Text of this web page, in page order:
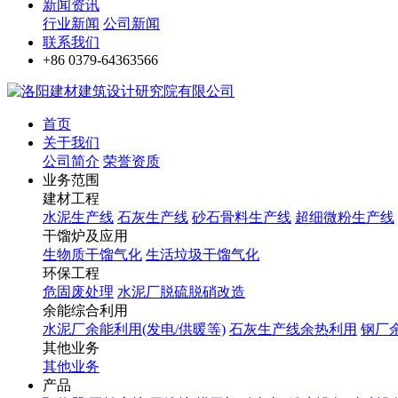
新闻资讯
行业新闻 公司新闻
联系我们
+86 0379-64363566
首页
关于我们
公司简介 荣誉资质
业务范围
建材工程
水泥生产线 石灰生产线 砂石骨料生产线 超细微粉生产线
干馏炉及应用
生物质干馏气化 生活垃圾干馏气化
环保工程
危固废处理 水泥厂脱硫脱硝改造
余能综合利用
水泥厂余能利用(发电/供暖等) 石灰生产线余热利用 钢厂
其他业务
其他业务
产品